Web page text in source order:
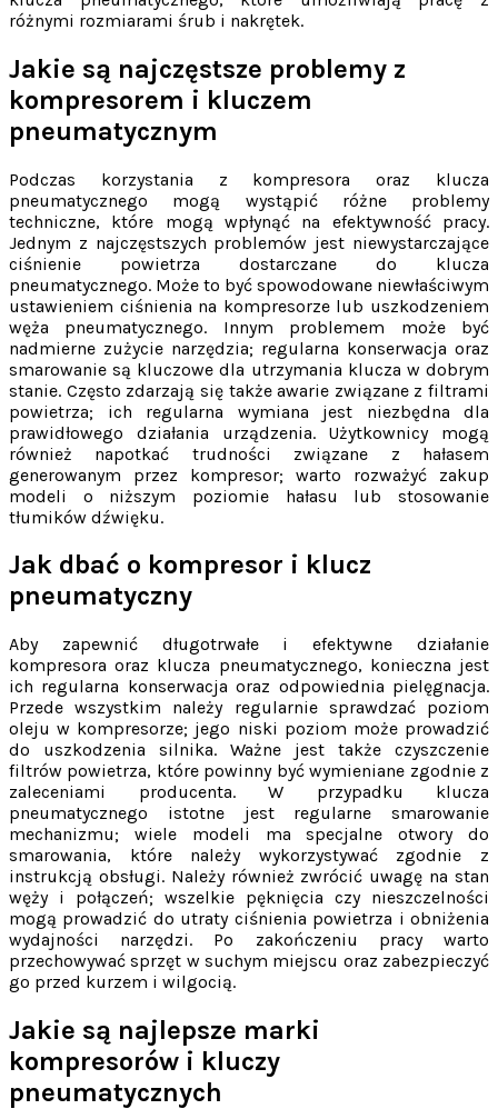
różnymi rozmiarami śrub i nakrętek.
Jakie są najczęstsze problemy z
kompresorem i kluczem
pneumatycznym
Podczas korzystania z kompresora oraz klucza
pneumatycznego mogą wystąpić różne problemy
techniczne, które mogą wpłynąć na efektywność pracy.
Jednym z najczęstszych problemów jest niewystarczające
ciśnienie powietrza dostarczane do klucza
pneumatycznego. Może to być spowodowane niewłaściwym
ustawieniem ciśnienia na kompresorze lub uszkodzeniem
węża pneumatycznego. Innym problemem może być
nadmierne zużycie narzędzia; regularna konserwacja oraz
smarowanie są kluczowe dla utrzymania klucza w dobrym
stanie. Często zdarzają się także awarie związane z filtrami
powietrza; ich regularna wymiana jest niezbędna dla
prawidłowego działania urządzenia. Użytkownicy mogą
również napotkać trudności związane z hałasem
generowanym przez kompresor; warto rozważyć zakup
modeli o niższym poziomie hałasu lub stosowanie
tłumików dźwięku.
Jak dbać o kompresor i klucz
pneumatyczny
Aby zapewnić długotrwałe i efektywne działanie
kompresora oraz klucza pneumatycznego, konieczna jest
ich regularna konserwacja oraz odpowiednia pielęgnacja.
Przede wszystkim należy regularnie sprawdzać poziom
oleju w kompresorze; jego niski poziom może prowadzić
do uszkodzenia silnika. Ważne jest także czyszczenie
filtrów powietrza, które powinny być wymieniane zgodnie z
zaleceniami producenta. W przypadku klucza
pneumatycznego istotne jest regularne smarowanie
mechanizmu; wiele modeli ma specjalne otwory do
smarowania, które należy wykorzystywać zgodnie z
instrukcją obsługi. Należy również zwrócić uwagę na stan
węży i połączeń; wszelkie pęknięcia czy nieszczelności
mogą prowadzić do utraty ciśnienia powietrza i obniżenia
wydajności narzędzi. Po zakończeniu pracy warto
przechowywać sprzęt w suchym miejscu oraz zabezpieczyć
go przed kurzem i wilgocią.
Jakie są najlepsze marki
kompresorów i kluczy
pneumatycznych